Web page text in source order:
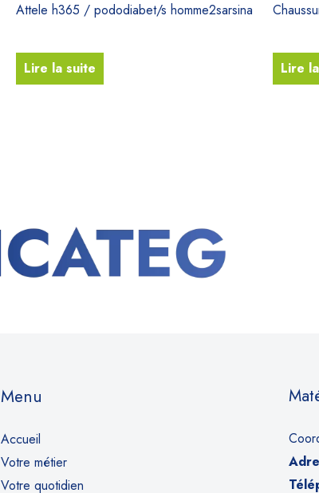
Attele h365 / pododiabet/s homme2sarsina
Lire la suite Lire
Menu
Accueil
Votre métier
Votre quotidien